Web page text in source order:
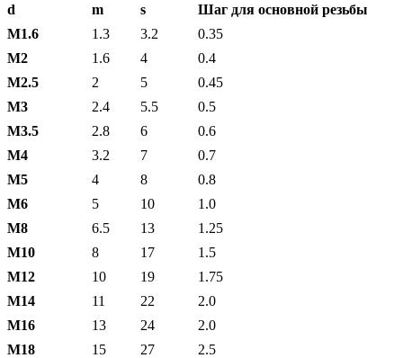
d m s
Шаг для основной резьбы
М1.6
1.3 3.2
0.35
М2
1.6 4
0.4
М2.5
2 5
0.45
М3
2.4 5.5
0.5
М3.5
2.8 6
0.6
М4
3.2 7
0.7
М5
4 8
0.8
М6
5 10
1.0
М8
6.5 13
1.25
М10
8 17
1.5
М12
10 19
1.75
М14
11 22
2.0
М16
13 24
2.0
М18
15 27
2.5